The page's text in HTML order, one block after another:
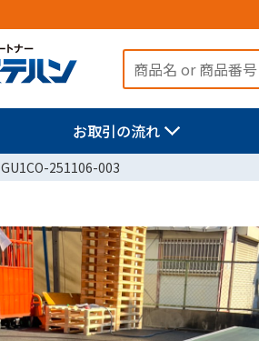
お取引の流れ
GU1CO-251106-003